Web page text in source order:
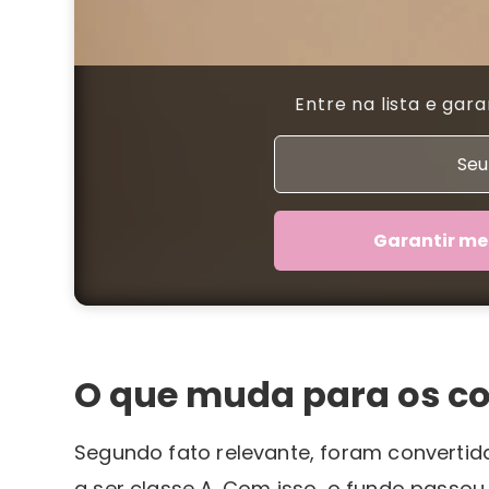
Entre na lista e
Garantir
O que muda para os
Segundo fato relevante, foram